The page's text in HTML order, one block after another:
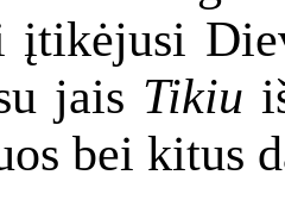
jais Tikiu
bei kitus